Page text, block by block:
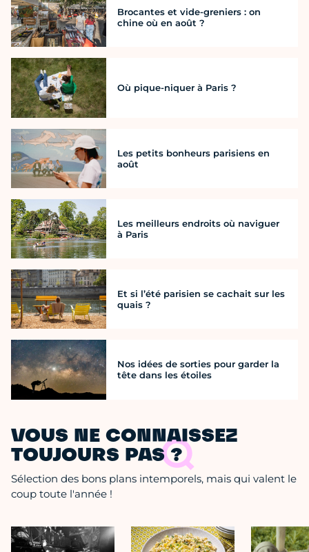
Brocantes et vide-greniers : on
chine où en août ?
Où pique-niquer à Paris ?
Les petits bonheurs parisiens en
août
Les meilleurs endroits où naviguer
à Paris
Et si l’été parisien se cachait sur les
quais ?
Nos idées de sorties pour garder la
tête dans les étoiles
VOUS NE CONNAISSEZ
TOUJOURS PAS ?
Sélection des bons plans intemporels, mais qui valent le
coup toute l'année !